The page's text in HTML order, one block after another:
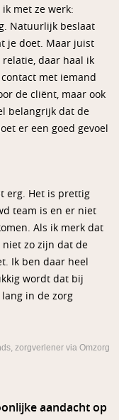
met ze werk:
Natuurlijk beslaat
je doet. Maar juist
daar haal ik
met iemand
de cliënt, maar ook
belangrijk dat de
er een goed gevoel
erg. Het is prettig
team is en er niet
Als ik merk dat
niet zo zijn dat de
Ik ben daar heel
wordt dat bij
in de zorg
zorgverlener via Omzorg
aandacht op